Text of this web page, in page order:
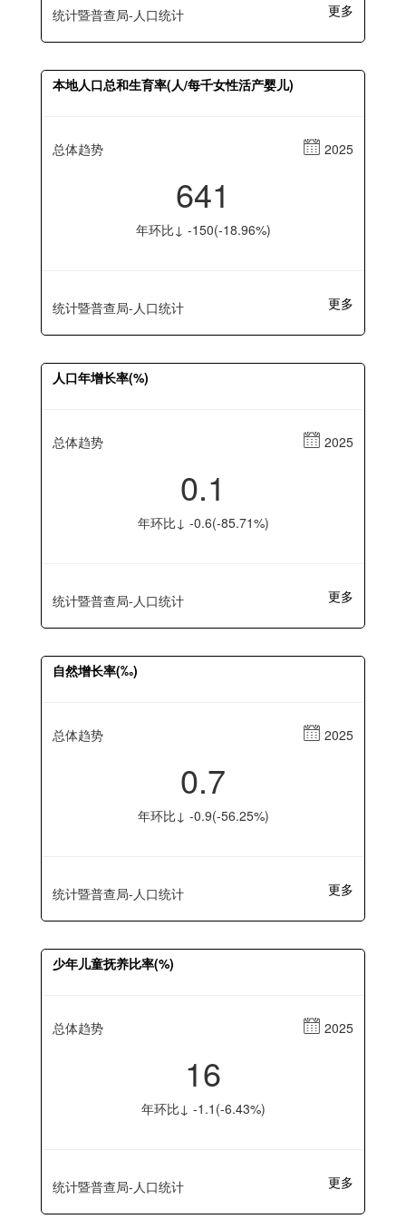
统计暨普查局-人口统计 更多
本地人口总和生育率(人/每千女性活产婴儿)
总体趋势 2025
641
年环比↓ -150(-18.96%)
统计暨普查局-人口统计 更多
人口年增长率(%)
总体趋势 2025
0.1
年环比↓ -0.6(-85.71%)
统计暨普查局-人口统计 更多
自然增长率(‰)
总体趋势 2025
0.7
年环比↓ -0.9(-56.25%)
统计暨普查局-人口统计 更多
少年儿童抚养比率(%)
总体趋势 2025
16
年环比↓ -1.1(-6.43%)
统计暨普查局-人口统计 更多